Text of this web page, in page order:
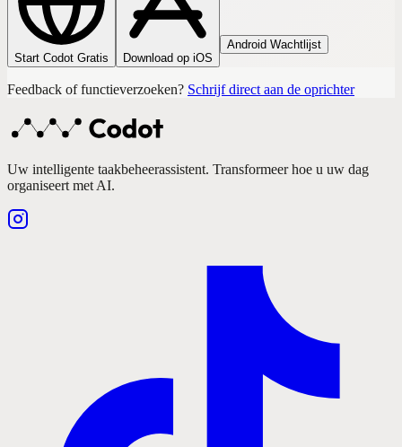
Start Codot Gratis Download op iOS
Android Wachtlijst
Feedback of functieverzoeken? Schrijf direct aan de oprichter
Uw intelligente taakbeheerassistent. Transformeer hoe u uw dag
organiseert met AI.